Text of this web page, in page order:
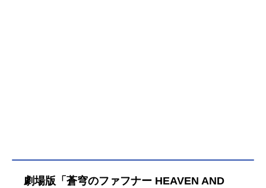
劇場版「蒼穹のファフナー HEAVEN AND